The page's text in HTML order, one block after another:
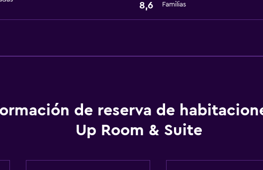
8,6 Familias
de reserva de
Up Room & Suite